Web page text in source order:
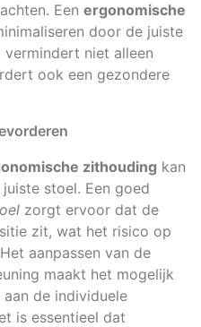
Een ergonomische
door de juiste
niet alleen
ook een gezondere
zithouding kan
stoel. Een goed
zorgt ervoor dat de
zit, wat het risico op
aanpassen van de
maakt het mogelijk
de individuele
is essentieel dat